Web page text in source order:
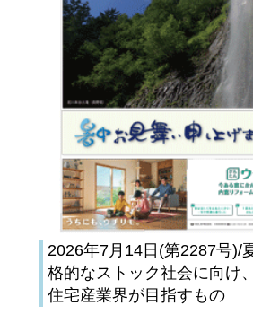
2026年7月14日(第2287号)/
格的なストック社会に向け
住宅産業界が目指すもの